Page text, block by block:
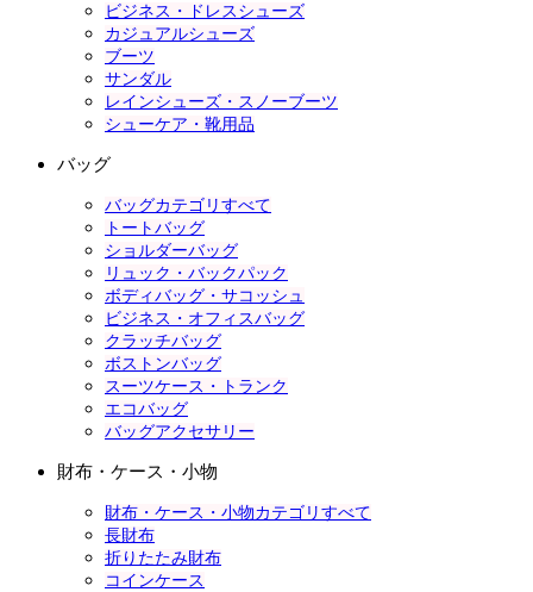
ビジネス・ドレスシューズ
カジュアルシューズ
ブーツ
サンダル
レインシューズ・スノーブーツ
シューケア・靴用品
バッグ
バッグカテゴリすべて
トートバッグ
ショルダーバッグ
リュック・バックパック
ボディバッグ・サコッシュ
ビジネス・オフィスバッグ
クラッチバッグ
ボストンバッグ
スーツケース・トランク
エコバッグ
バッグアクセサリー
財布・ケース・小物
財布・ケース・小物カテゴリすべて
長財布
折りたたみ財布
コインケース